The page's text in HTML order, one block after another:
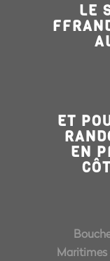
LE
ET
EN
Maritimes